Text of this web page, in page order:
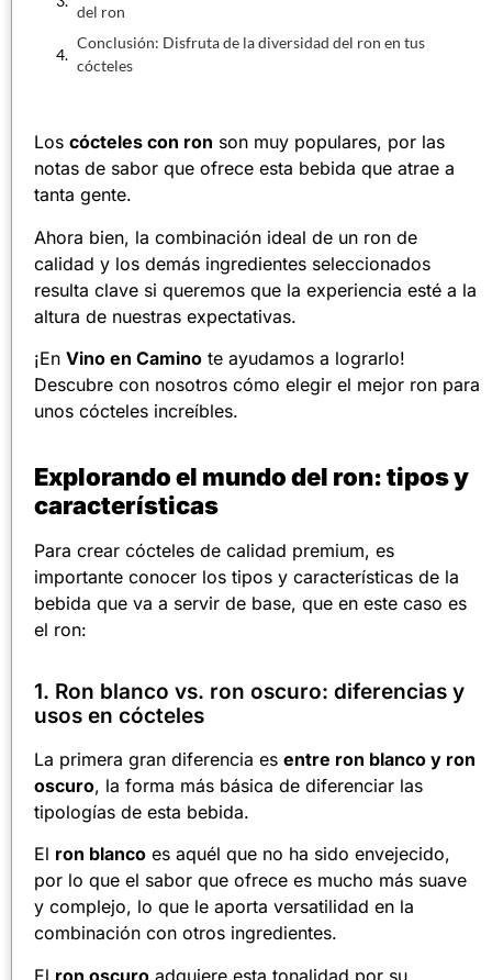
del ron
Conclusión: Disfruta de la diversidad del ron en tus
cócteles
Los cócteles con ron son muy populares, por las
notas de sabor que ofrece esta bebida que atrae a
tanta gente.
Ahora bien, la combinación ideal de un ron de
calidad y los demás ingredientes seleccionados
resulta clave si queremos que la experiencia esté a la
altura de nuestras expectativas.
¡En Vino en Camino te ayudamos a lograrlo!
Descubre con nosotros cómo elegir el mejor ron para
unos cócteles increíbles.
Explorando el mundo del ron: tipos y
características
Para crear cócteles de calidad premium, es
importante conocer los tipos y características de la
bebida que va a servir de base, que en este caso es
el ron:
1. Ron blanco vs. ron oscuro: diferencias y
usos en cócteles
La primera gran diferencia es entre ron blanco y ron
oscuro, la forma más básica de diferenciar las
tipologías de esta bebida.
El ron blanco es aquél que no ha sido envejecido,
por lo que el sabor que ofrece es mucho más suave
y complejo, lo que le aporta versatilidad en la
combinación con otros ingredientes.
El ron oscuro adquiere esta tonalidad por su